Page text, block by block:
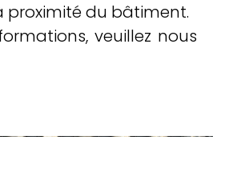
proximité du bâtiment.
veuillez nous